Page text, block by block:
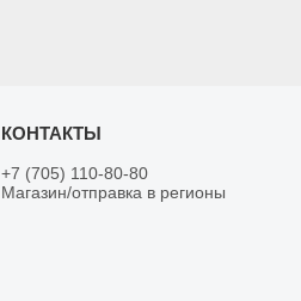
+7 (705) 110-80-80
Магазин/отправка в регионы